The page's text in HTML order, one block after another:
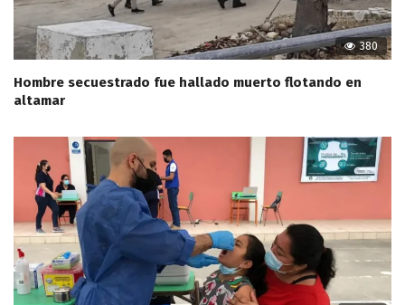
380
Hombre secuestrado fue hallado muerto flotando en
altamar